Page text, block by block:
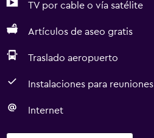
TV por cable o vía satélite
Artículos de aseo gratis
Traslado aeropuerto
Instalaciones para reuniones
Internet